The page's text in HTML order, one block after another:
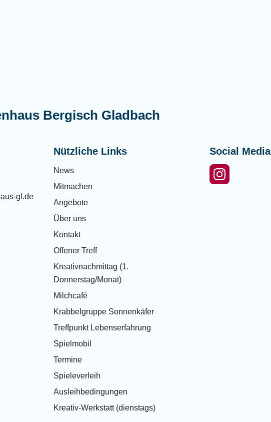
Bergisch Gladbach
gl.de
Nützliche Links
News
Mitmachen
Angebote
Über uns
Kontakt
Offener Treff
Kreativnachmittag (1.
Donnerstag/Monat)
Milchcafé
Krabbelgruppe Sonnenkäfer
Treffpunkt Lebenserfahrung
Spielmobil
Termine
Spieleverleih
Ausleihbedingungen
Kreativ-Werkstatt (dienstags)
Social Media